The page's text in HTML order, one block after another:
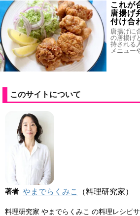
これが
唐揚げ
付け合
唐揚げに
の唐揚げ
持される
メニュー
このサイトについて
著者 やまでらくみこ （料理研究家）
料理研究家 やまでらくみこ の料理レシピサ